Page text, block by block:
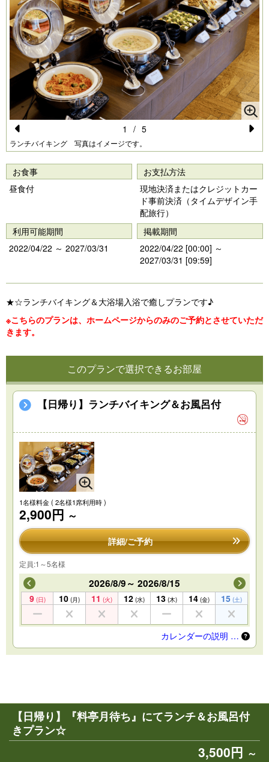
Pr
e
vi
o
s
ランチバイキング 写真はイメージです。
e
xt
1 / 5
お食事
昼食付
お支払方法
現地決済またはクレジットカー
ド事前決済（タイムデザイン手
配旅行）
利用可能期間
2022/04/22 ～ 2027/03/31
掲載期間
2022/04/22 [00:00] ～
2027/03/31 [09:59]
★☆ランチバイキング＆大浴場入浴で癒しプランです♪
※こちらのプランは、ホームページからのみのご予約とさせていただ
きます。
このプランで選択できるお部屋
【日帰り】ランチバイキング＆お風呂付
1名様料金( 2名様1席利用時 )
2,900円 ～
詳細/ご予約
定員:1～5名様
2026/8/9～ 2026/8/15
9 (日) 10 (月) 11 (火) 12 (水) 13 (木) 14 (金) 15 (土)
カレンダーの説明 …
【日帰り】『料亭月待ち』にてランチ＆お風呂付
きプラン☆
3,500円 ～